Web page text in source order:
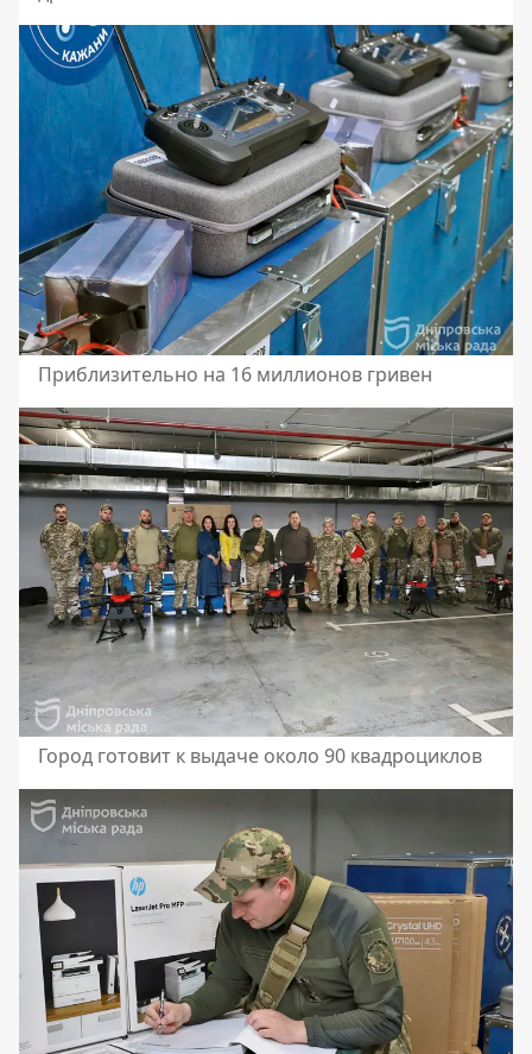
Приблизительно на 16 миллионов гривен
Город готовит к выдаче около 90 квадроциклов